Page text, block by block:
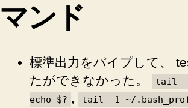
マンド
標準出力をパイプして、
たができなかった。
tail -
echo $?
tail -1 ~/